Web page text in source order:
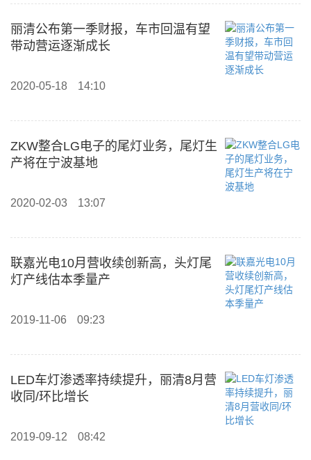
丽清公布第一季财报，车市回温有望
带动营运逐渐成长
2020-05-18 14:10
ZKW整合LG电子的尾灯业务，尾灯生
产将在宁波基地
2020-02-03 13:07
联嘉光电10月营收续创新高，头灯尾
灯产线估本季量产
2019-11-06 09:23
LED车灯渗透率持续提升，丽清8月营
收同/环比增长
2019-09-12 08:42